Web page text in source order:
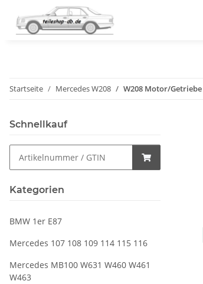
Startseite Mercedes W208 W208 Motor/Getriebe
Schnellkauf
Kategorien
BMW 1er E87
Mercedes 107 108 109 114 115 116
Mercedes MB100 W631 W460 W461
W463